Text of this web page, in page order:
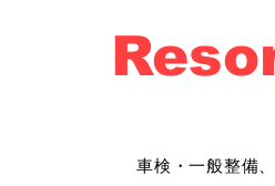
車検・一般整備、